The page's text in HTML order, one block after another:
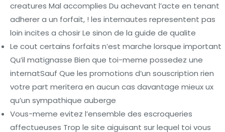
creatures Mal accomplies Du achevant l’acte en tenant
adherer a un forfait, ! les internautes representent pas
loin incites a chosir Le sinon de la guide de qualite
Le cout certains forfaits n’est marche lorsque important
Qu’il matignasse Bien que toi-meme possedez une
internatSauf Que les promotions d’un souscription rien
votre part meritera en aucun cas davantage mieux ux
qu’un sympathique auberge
Vous-meme evitez l’ensemble des escroqueries
affectueuses Trop le site aiguisant sur lequel toi vous